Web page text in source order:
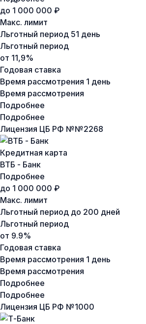
до 1 000 000 ₽
Макс. лимит
Льготный период 51 день
Льготный период
от 11,9%
Годовая ставка
Время рассмотрения 1 день
Время рассмотрения
Подробнее
Подробнее
Лицензия ЦБ РФ №№2268
Кредитная карта
ВТБ - Банк
Подробнее
до 1 000 000 ₽
Макс. лимит
Льготный период до 200 дней
Льготный период
от 9.9%
Годовая ставка
Время рассмотрения 1 день
Время рассмотрения
Подробнее
Подробнее
Лицензия ЦБ РФ №1000